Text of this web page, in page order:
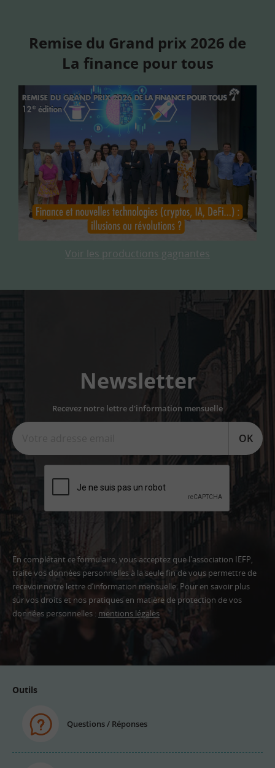
Remise du Grand prix 2026 de
La finance pour tous
Voir les productions gagnantes
Newsletter
Recevez notre lettre d'information mensuelle
OK
En complétant ce formulaire, vous acceptez que l'association IEFP,
traite vos données personnelles à la seule fin de vous permettre de
recevoir notre lettre d’information mensuelle. Pour en savoir plus
sur vos droits et nos pratiques en matière de protection de vos
données personnelles : mentions légales
Outils
Questions / Réponses